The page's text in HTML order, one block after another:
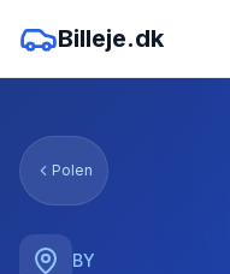
Billeje.dk
Polen
BY